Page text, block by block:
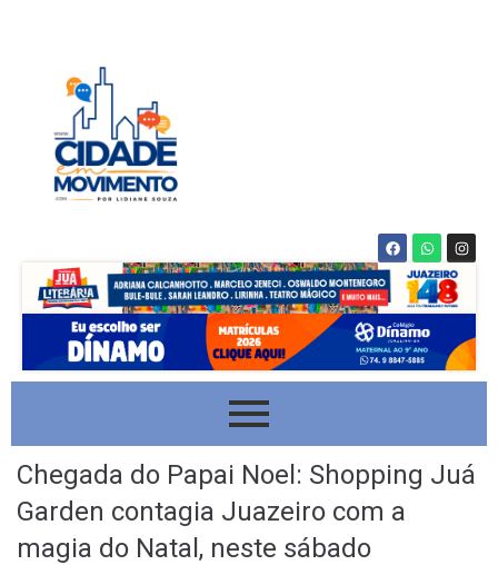
Chegada do Papai Noel: Shopping Juá
Garden contagia Juazeiro com a
magia do Natal, neste sábado